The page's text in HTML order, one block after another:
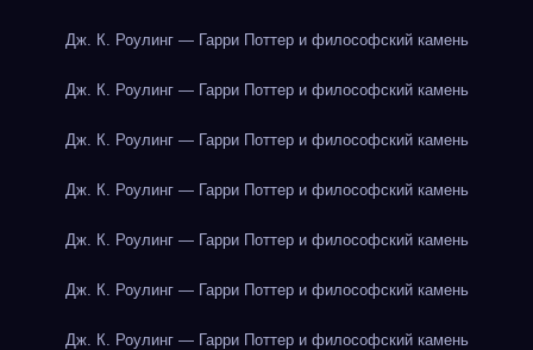
Дж. К. Роулинг — Гарри Поттер и философский камень
Дж. К. Роулинг — Гарри Поттер и философский камень
Дж. К. Роулинг — Гарри Поттер и философский камень
Дж. К. Роулинг — Гарри Поттер и философский камень
Дж. К. Роулинг — Гарри Поттер и философский камень
Дж. К. Роулинг — Гарри Поттер и философский камень
Дж. К. Роулинг — Гарри Поттер и философский камень